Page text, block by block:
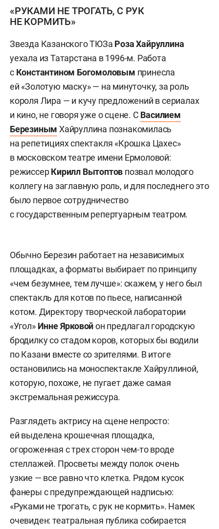
«РУКАМИ НЕ ТРОГАТЬ, С РУК
НЕ КОРМИТЬ»
Звезда Казанского ТЮЗа Роза Хайруллина
уехала из Татарстана в 1996-м. Работа
с Константином Богомоловым принесла
ей «Золотую маску» — на минуточку, за роль
короля Лира — и кучу предложений в сериалах
и кино, не говоря уже о сцене. С Василием
Березиным Хайруллина познакомилась
на репетициях спектакля «Крошка Цахес»
в московском театре имени Ермоловой:
режиссерКирилл Вытоптов позвал молодого
коллегу на заглавную роль, и для последнего это
было первое сотрудничество
с государственным репертуарным театром.
Обычно Березин работает на независимых
площадках, а форматы выбирает по принципу
«чем безумнее, тем лучше»: скажем, у него был
спектакль для котов по пьесе, написанной
котом. Директору творческой лаборатории
«Угол» Инне Ярковойон предлагал городскую
бродилку со стадом коров, которых бы водили
по Казани вместе со зрителями. В итоге
остановились на моноспектакле Хайруллиной,
которую, похоже, не пугает даже самая
экстремальная режиссура.
Разглядеть актрису на сцене непросто:
ей выделена крошечная площадка,
огороженная с трех сторон чем-то вроде
стеллажей. Просветы между полок очень
узкие — все равно что клетка. Рядом кусок
фанеры с предупреждающей надписью:
«Руками не трогать, с рук не кормить». Намек
очевиден: театральная публика собирается